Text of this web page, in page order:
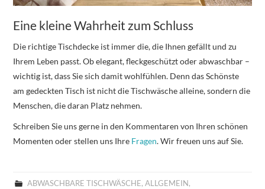
Eine kleine Wahrheit zum Schluss
Die richtige Tischdecke ist immer die, die Ihnen gefällt und zu
Ihrem Leben passt. Ob elegant, fleckgeschützt oder abwaschbar –
wichtig ist, dass Sie sich damit wohlfühlen. Denn das Schönste
am gedeckten Tisch ist nicht die Tischwäsche alleine, sondern die
Menschen, die daran Platz nehmen.
Schreiben Sie uns gerne in den Kommentaren von Ihren schönen
Momenten oder stellen uns Ihre Fragen. Wir freuen uns auf Sie.
ABWASCHBARE TISCHWÄSCHE, ALLGEMEIN,